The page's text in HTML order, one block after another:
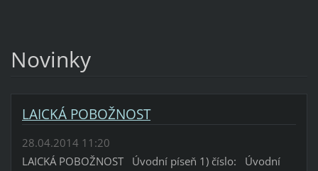
Novinky
LAICKÁ POBOŽNOST
28.04.2014 11:20
LAICKÁ POBOŽNOST Úvodní píseň 1) číslo: Úvodní